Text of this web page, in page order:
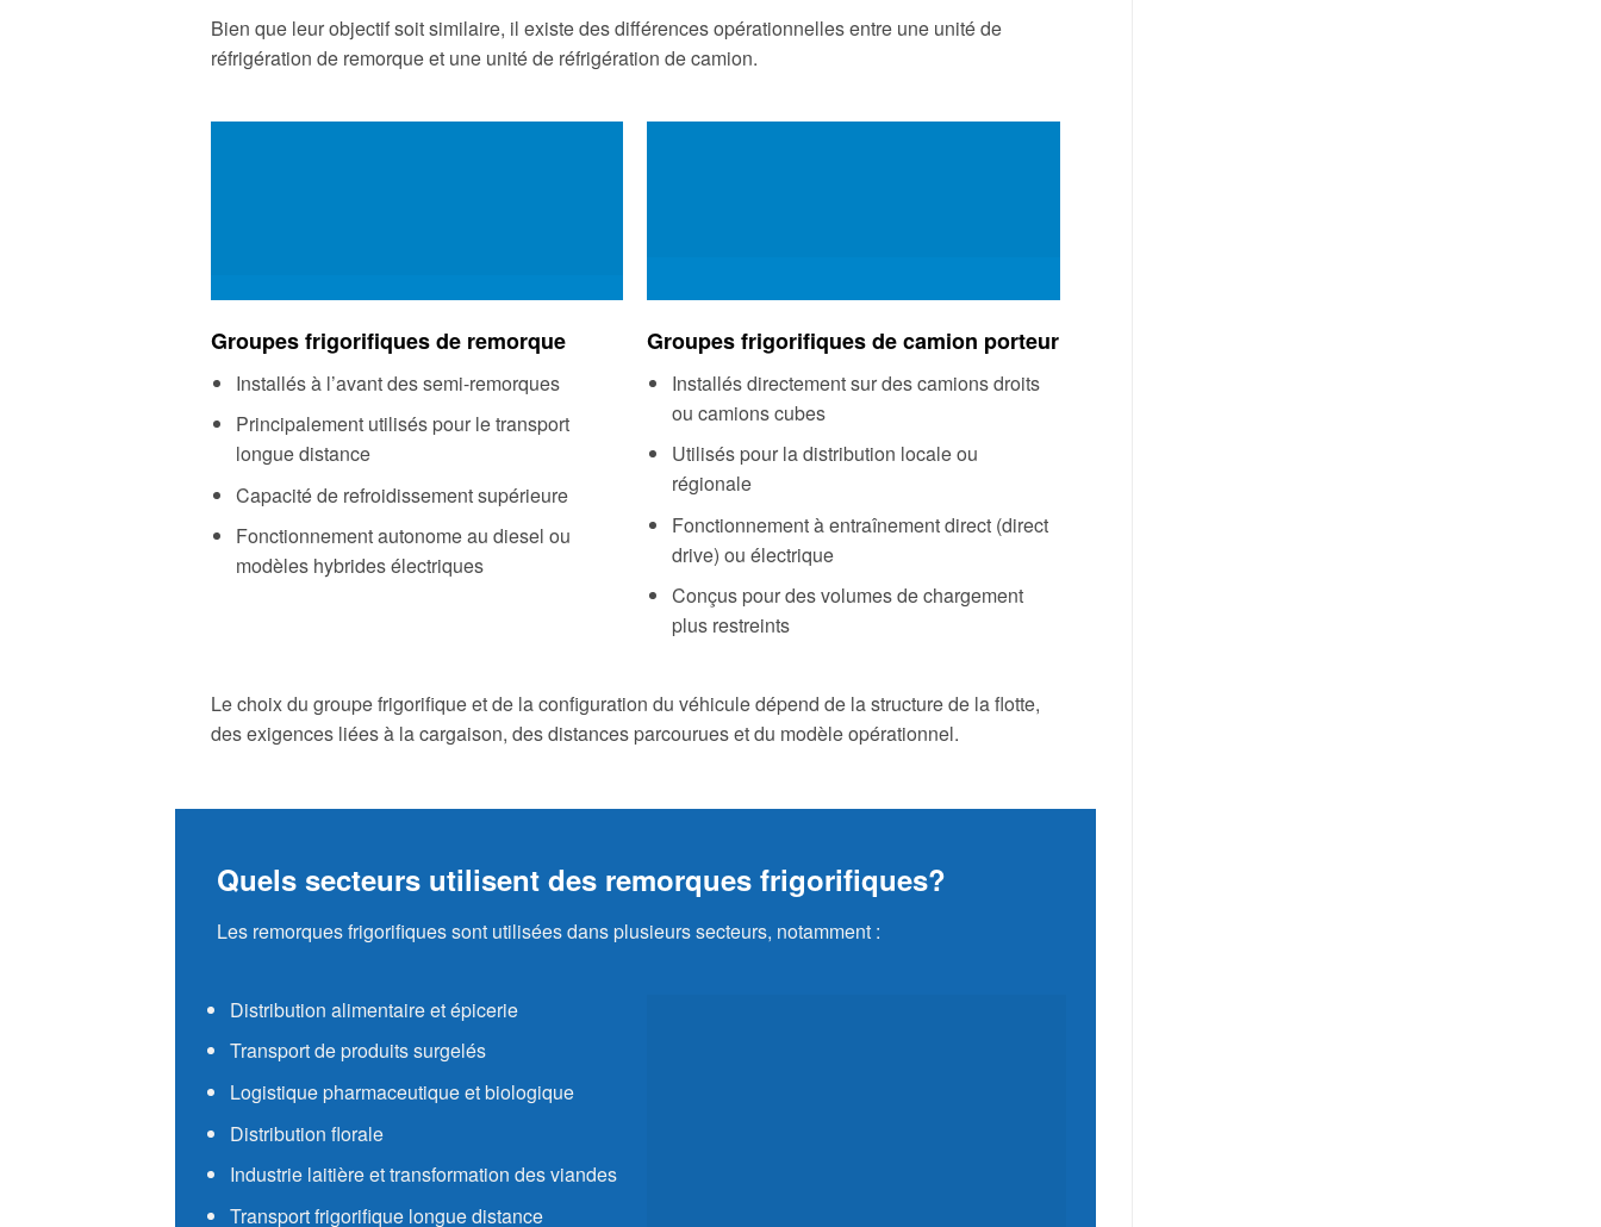
Bien que leur objectif soit similaire, il existe des différences opérationnelles entre une unité de
réfrigération de remorque et une unité de réfrigération de camion.
Groupes frigorifiques de remorque
Installés à l’avant des semi-remorques
Principalement utilisés pour le transport
longue distance
Capacité de refroidissement supérieure
Fonctionnement autonome au diesel ou
modèles hybrides électriques
Groupes frigorifiques de camion porteur
Installés directement sur des camions droits
ou camions cubes
Utilisés pour la distribution locale ou
régionale
Fonctionnement à entraînement direct (direct
drive) ou électrique
Conçus pour des volumes de chargement
plus restreints
Le choix du groupe frigorifique et de la configuration du véhicule dépend de la structure de la flotte,
des exigences liées à la cargaison, des distances parcourues et du modèle opérationnel.
Quels secteurs utilisent des remorques frigorifiques?
Les remorques frigorifiques sont utilisées dans plusieurs secteurs, notamment :
Distribution alimentaire et épicerie
Transport de produits surgelés
Logistique pharmaceutique et biologique
Distribution florale
Industrie laitière et transformation des viandes
Transport frigorifique longue distance